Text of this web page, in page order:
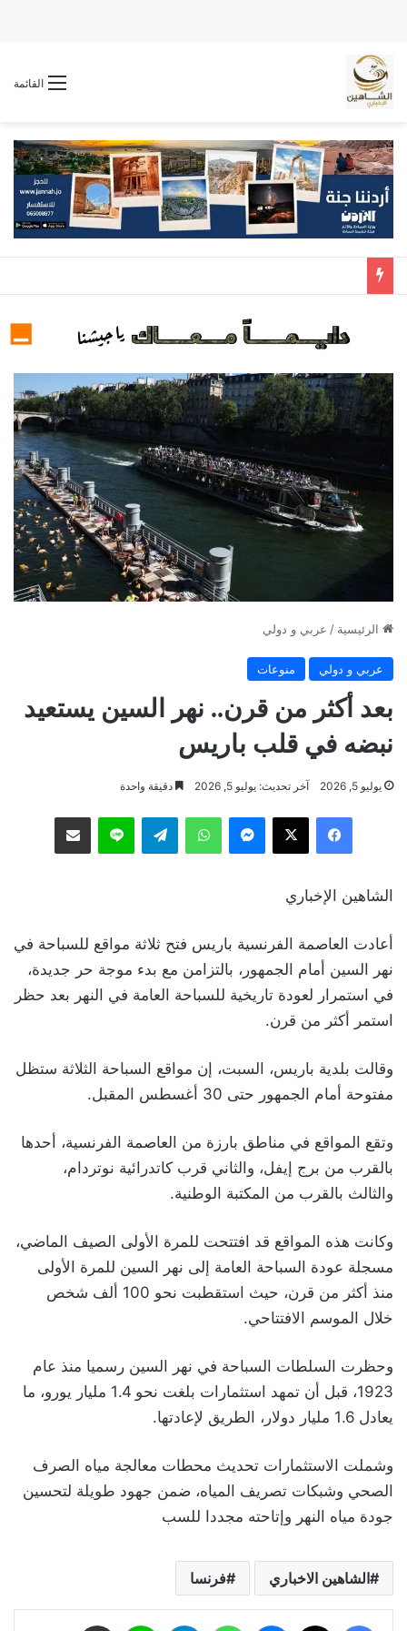
القائمة
الرئيسية / عربي و دولي
عربي و دولي منوعات
بعد أكثر من قرن.. نهر السين يستعيد
نبضه في قلب باريس
يوليو 5, 2026 آخر تحديث: يوليو 5, 2026 دقيقة واحدة
فيسبوك ‫X ماسنجر واتساب تيلقرام لاين مشاركة عبر البريد
الشاهين الإخباري
أعادت العاصمة الفرنسية باريس فتح ثلاثة مواقع للسباحة في
نهر السين أمام الجمهور، بالتزامن مع بدء موجة حر جديدة،
في استمرار لعودة تاريخية للسباحة العامة في النهر بعد حظر
استمر أكثر من قرن.
وقالت بلدية باريس، السبت، إن مواقع السباحة الثلاثة ستظل
مفتوحة أمام الجمهور حتى 30 أغسطس المقبل.
وتقع المواقع في مناطق بارزة من العاصمة الفرنسية، أحدها
بالقرب من برج إيفل، والثاني قرب كاتدرائية نوتردام،
والثالث بالقرب من المكتبة الوطنية.
وكانت هذه المواقع قد افتتحت للمرة الأولى الصيف الماضي،
مسجلة عودة السباحة العامة إلى نهر السين للمرة الأولى
منذ أكثر من قرن، حيث استقطبت نحو 100 ألف شخص
خلال الموسم الافتتاحي.
وحظرت السلطات السباحة في نهر السين رسميا منذ عام
1923، قبل أن تمهد استثمارات بلغت نحو 1.4 مليار يورو، ما
يعادل 1.6 مليار دولار، الطريق لإعادتها.
وشملت الاستثمارات تحديث محطات معالجة مياه الصرف
الصحي وشبكات تصريف المياه، ضمن جهود طويلة لتحسين
جودة مياه النهر وإتاحته مجددا للسب
الشاهين الاخباري فرنسا
فيسبوك ماسنجر واتساب تيلقرام لاين